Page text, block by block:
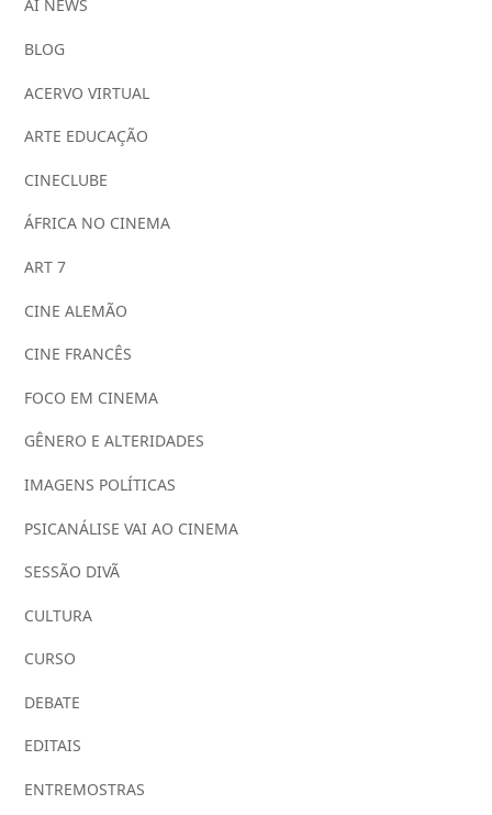
AI NEWS
BLOG
ACERVO VIRTUAL
ARTE EDUCAÇÃO
CINECLUBE
ÁFRICA NO CINEMA
ART 7
CINE ALEMÃO
CINE FRANCÊS
FOCO EM CINEMA
GÊNERO E ALTERIDADES
IMAGENS POLÍTICAS
PSICANÁLISE VAI AO CINEMA
SESSÃO DIVÃ
CULTURA
CURSO
DEBATE
EDITAIS
ENTREMOSTRAS